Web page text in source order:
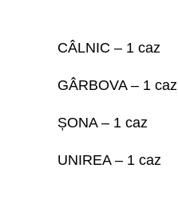
CÂLNIC – 1 caz
GÂRBOVA – 1 caz
ȘONA – 1 caz
UNIREA – 1 caz